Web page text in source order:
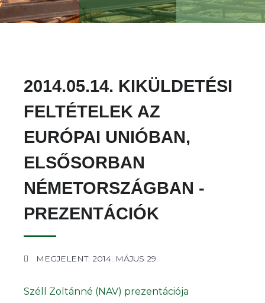
2014.05.14. KIKÜLDETÉSI
FELTÉTELEK AZ
EURÓPAI UNIÓBAN,
ELSŐSORBAN
NÉMETORSZÁGBAN -
PREZENTÁCIÓK
MEGJELENT: 2014. MÁJUS 29.
Széll Zoltánné (NAV) prezentációja